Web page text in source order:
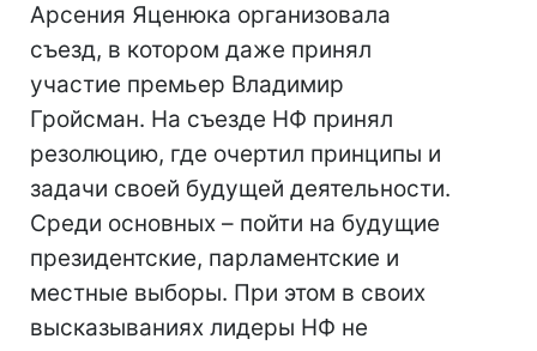
Арсения Яценюка организовала
съезд, в котором даже принял
участие премьер Владимир
Гройсман. На съезде НФ принял
резолюцию, где очертил принципы и
задачи своей будущей деятельности.
Среди основных – пойти на будущие
президентские, парламентские и
местные выборы. При этом в своих
высказываниях лидеры НФ не